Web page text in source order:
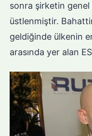
sonra şirketin
üstlenmiştir.
geldiğinde ülkenin
arasında yer alan